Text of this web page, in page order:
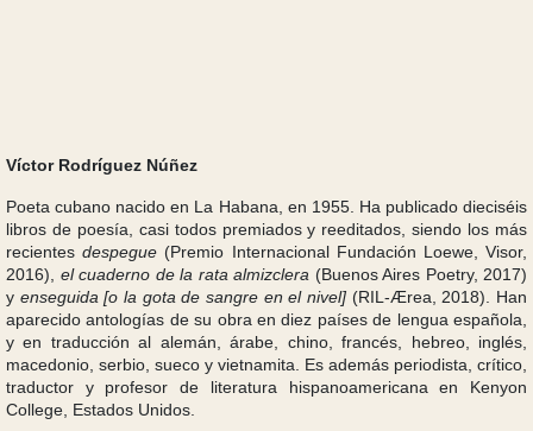
Víctor Rodríguez Núñez
Poeta cubano nacido en La Habana, en 1955. Ha publicado dieciséis
libros de poesía, casi todos premiados y reeditados, siendo los más
recientesdespegue (Premio Internacional Fundación Loewe, Visor,
2016), el cuaderno de la rata almizclera (Buenos Aires Poetry, 2017)
y enseguida [o la gota de sangre en el nivel] (RIL-Ærea, 2018). Han
aparecido antologías de su obra en diez países de lengua española,
y en traducción al alemán, árabe, chino, francés, hebreo, inglés,
macedonio, serbio, sueco y vietnamita. Es además periodista, crítico,
traductor y profesor de literatura hispanoamericana en Kenyon
College, Estados Unidos.